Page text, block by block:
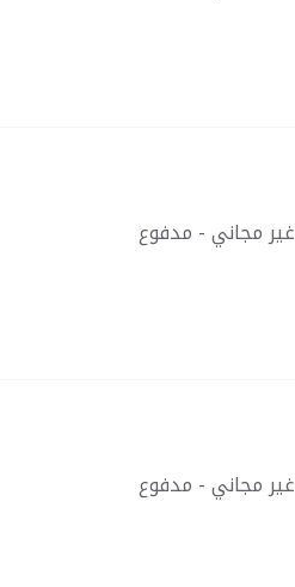
غير مجاني - مدفوع
غير مجاني - مدفوع